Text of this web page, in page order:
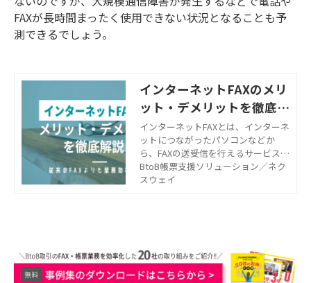
FAXが長時間まったく使用できない状況となることも予
測できるでしょう。
インターネットFAXのメリ
ット・デメリットを徹底解
説！従来のFAXよりも業務
効率化に！
インターネットFAXとは、インターネ
ットにつながったパソコンなどか
ら、FAXの送受信を行えるサービスで
す。従来のFAXよりも業務効率化をは
かれることが期待できます。インタ
BtoB帳票支援ソリューション／ネク
スウェイ